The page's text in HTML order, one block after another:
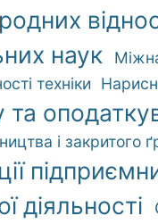
наук
техніки
та
і закритого
діяльності